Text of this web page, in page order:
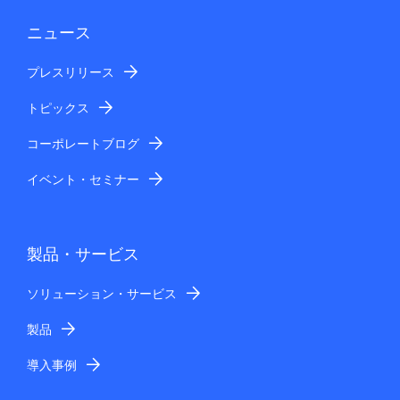
ニュース
プレスリリース
トピックス
コーポレートブログ
イベント・セミナー
製品・サービス
ソリューション・サービス
製品
導入事例